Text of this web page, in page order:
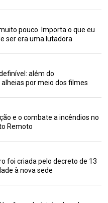
pouco. Importa o que eu
ser era uma lutadora
além do
por meio dos filmes
e o combate a incêndios no
Remoto
foi criada pelo decreto de 13
à nova sede